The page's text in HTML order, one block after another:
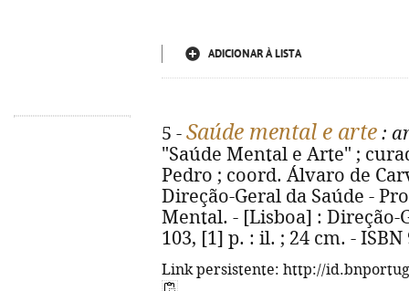
ADICIONAR À LISTA
5 - Saúde mental e arte :
"Saúde Mental e Arte" ;
Pedro ; coord. Álvaro de
Direção-Geral da Saúde -
Mental. - [Lisboa] : Direção-
103, [1] p. : il. ; 24 cm. - ISBN
Link persistente: http://